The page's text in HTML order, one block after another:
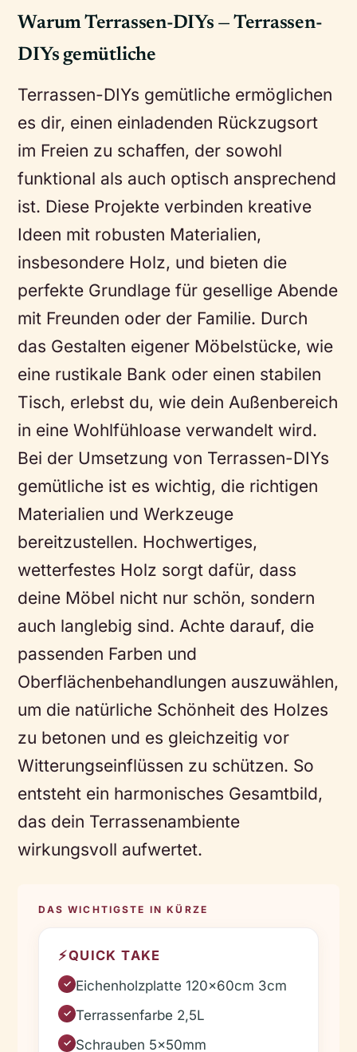
Warum Terrassen-DIYs — Terrassen-
DIYs gemütliche
Terrassen-DIYs gemütliche ermöglichen
es dir, einen einladenden Rückzugsort
im Freien zu schaffen, der sowohl
funktional als auch optisch ansprechend
ist. Diese Projekte verbinden kreative
Ideen mit robusten Materialien,
insbesondere Holz, und bieten die
perfekte Grundlage für gesellige Abende
mit Freunden oder der Familie. Durch
das Gestalten eigener Möbelstücke, wie
eine rustikale Bank oder einen stabilen
Tisch, erlebst du, wie dein Außenbereich
in eine Wohlfühloase verwandelt wird.
Bei der Umsetzung von Terrassen-DIYs
gemütliche ist es wichtig, die richtigen
Materialien und Werkzeuge
bereitzustellen. Hochwertiges,
wetterfestes Holz sorgt dafür, dass
deine Möbel nicht nur schön, sondern
auch langlebig sind. Achte darauf, die
passenden Farben und
Oberflächenbehandlungen auszuwählen,
um die natürliche Schönheit des Holzes
zu betonen und es gleichzeitig vor
Witterungseinflüssen zu schützen. So
entsteht ein harmonisches Gesamtbild,
das dein Terrassenambiente
wirkungsvoll aufwertet.
DAS WICHTIGSTE IN KÜRZE
⚡QUICK TAKE
✓ Eichenholzplatte 120x60cm 3cm
✓ Terrassenfarbe 2,5L
✓ Schrauben 5x50mm